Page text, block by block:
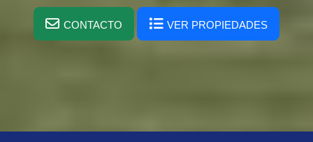
CONTACTO VER PROPIEDADES